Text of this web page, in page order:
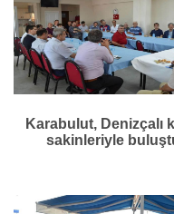
Karabulut, Denizçalı
sakinleriyle